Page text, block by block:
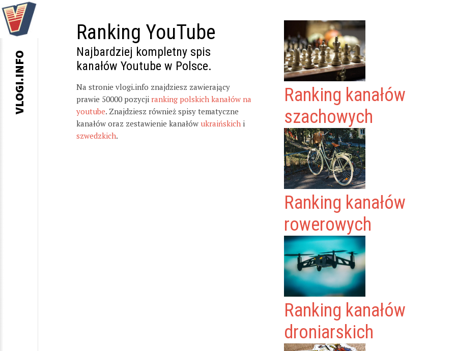
Ranking YouTube
Najbardziej kompletny spis
kanałów Youtube w Polsce.
Na stronie vlogi.info znajdziesz zawierający
prawie 50000 pozycji ranking polskich kanałów na
youtube. Znajdziesz również spisy tematyczne
kanałów oraz zestawienie kanałów ukraińskich i
szwedzkich.
Ranking kanałów
szachowych
Ranking kanałów
rowerowych
Ranking kanałów
droniarskich
VLOGI.INFO